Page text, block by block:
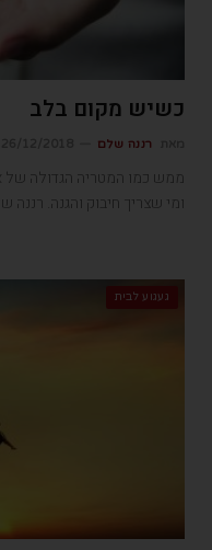
כשיש מקום בלב
רננה שלם
ממש כמו המטריה הגדולה של
ומי שצריך חיבוק והגנה.
געגוע לבית